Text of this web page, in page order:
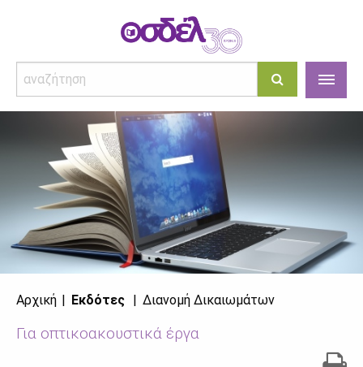
Αρχική Εκδότες Διανομή Δικαιωμάτων
Για οπτικοακουστικά έργα